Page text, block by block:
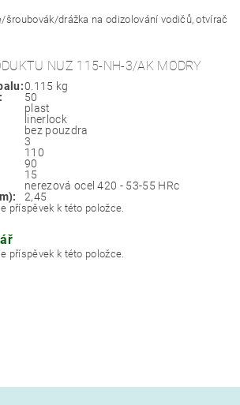
šroubovák/drážka na odizolování vodičů, otvírač
NUZ 115-NH-3/AK MODRY
0.115 kg
50
plast
linerlock
bez pouzdra
3
110
90
15
nerezová ocel 420 - 53-55 HRc
2,45
příspěvek k této položce.
příspěvek k této položce.